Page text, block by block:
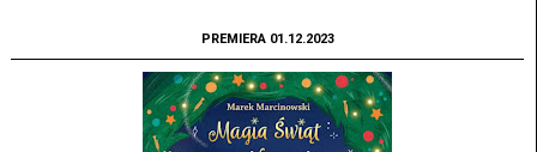
PREMIERA 01.12.2023